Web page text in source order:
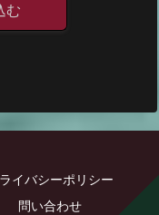
む
イバシーポリシー
問い合わせ